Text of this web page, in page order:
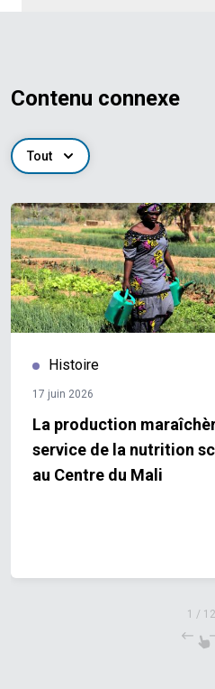
Contenu connexe
Tout
Histoire
17 juin 2026
La production
service de la nutrition
au Centre du Mali
1 / 12